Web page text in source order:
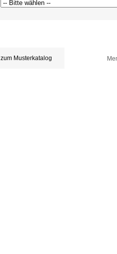
zum Musterkatalog